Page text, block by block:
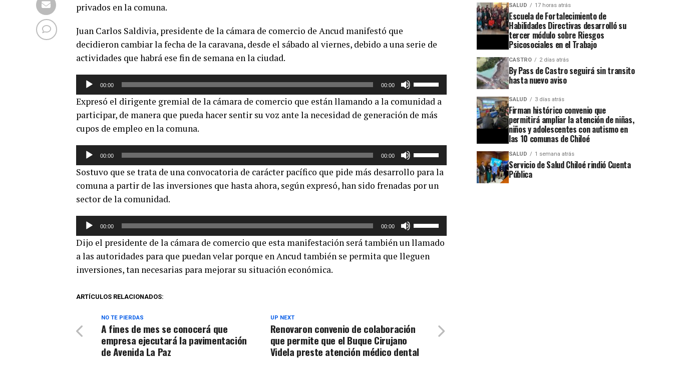
privados en la comuna.
Juan Carlos Saldivia, presidente de la cámara de comercio de Ancud manifestó que
decidieron cambiar la fecha de la caravana, desde el sábado al viernes, debido a una serie de
actividades que habrá ese fin de semana en la ciudad.
Reproductor
audio
00:00 00:00
teclas
de
para
aumentar
o
disminuir
Expresó el dirigente gremial de la cámara de comercio que están llamando a la comunidad a
participar, de manera que pueda hacer sentir su voz ante la necesidad de generación de más
cupos de empleo en la comuna.
Reproductor
audio
00:00 00:00
teclas
de
para
aumentar
o
disminuir
Sostuvo que se trata de una convocatoria de carácter pacífico que pide más desarrollo para la
comuna a partir de las inversiones que hasta ahora, según expresó, han sido frenadas por un
sector de la comunidad.
Reproductor
audio
00:00 00:00
teclas
de
disminuir
volumen.
Dijo el presidente de la cámara de comercio que esta manifestación será también un llamado
a las autoridades para que puedan velar porque en Ancud también se permita que lleguen
inversiones, tan necesarias para mejorar su situación económica.
ARTÍCULOS RELACIONADOS:
UP NEXT
Renovaron convenio de colaboración
que permite que el Buque Cirujano
Videla preste atención médico dental
NO TE PIERDAS
A fines de mes se conocerá que
empresa ejecutará la pavimentación
de Avenida La Paz
SALUD 17 horas atrás
Escuela de Fortalecimiento de
Habilidades Directivas desarrolló su
tercer módulo sobre Riesgos
Psicosociales en el Trabajo
CASTRO 2 días atrás
By Pass de Castro seguirá sin transito
hasta nuevo aviso
SALUD 3 días atrás
Firman histórico convenio que
permitirá ampliar la atención de niñas,
niños y adolescentes con autismo en
las 10 comunas de Chiloé
SALUD 1 semana atrás
Servicio de Salud Chiloé rindió Cuenta
Pública